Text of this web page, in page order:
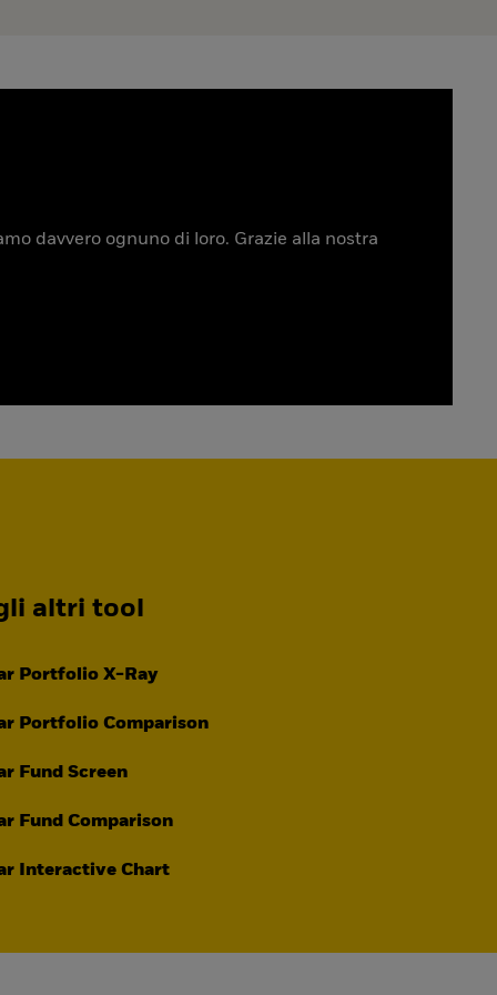
davvero ognuno di loro. Grazie alla nostra
altri tool
Portfolio X-Ray
Portfolio Comparison
Fund Screen
Fund Comparison
Interactive Chart